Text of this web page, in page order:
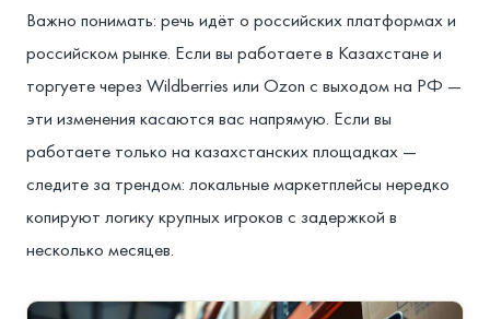
Важно понимать: речь идёт о российских платформах и
российском рынке. Если вы работаете в Казахстане и
торгуете через Wildberries или Ozon с выходом на РФ —
эти изменения касаются вас напрямую. Если вы
работаете только на казахстанских площадках —
следите за трендом: локальные маркетплейсы нередко
копируют логику крупных игроков с задержкой в
несколько месяцев.